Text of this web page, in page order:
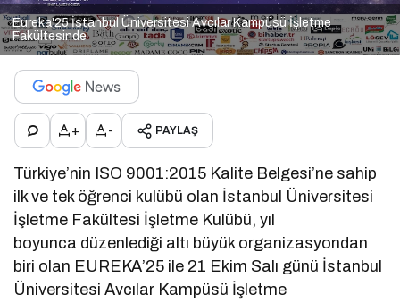
Eureka'25 İstanbul Üniversitesi Avcılar Kampüsü İşletme
Fakültesinde
+ - PAYLAŞ
Türkiye’nin ISO 9001:2015 Kalite Belgesi’ne sahip
ilk ve tek öğrenci kulübü olan İstanbul Üniversitesi
İşletme Fakültesi İşletme Kulübü, yıl
boyunca düzenlediği altı büyük organizasyondan
biri olan EUREKA’25 ile 21 Ekim Salı günü İstanbul
Üniversitesi Avcılar Kampüsü İşletme